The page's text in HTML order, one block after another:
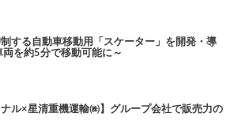
する自動車移動用「スケーター」を開発・導
を約5分で移動可能に～
ナル×星清重機運輸㈱】グループ会社で販売力の